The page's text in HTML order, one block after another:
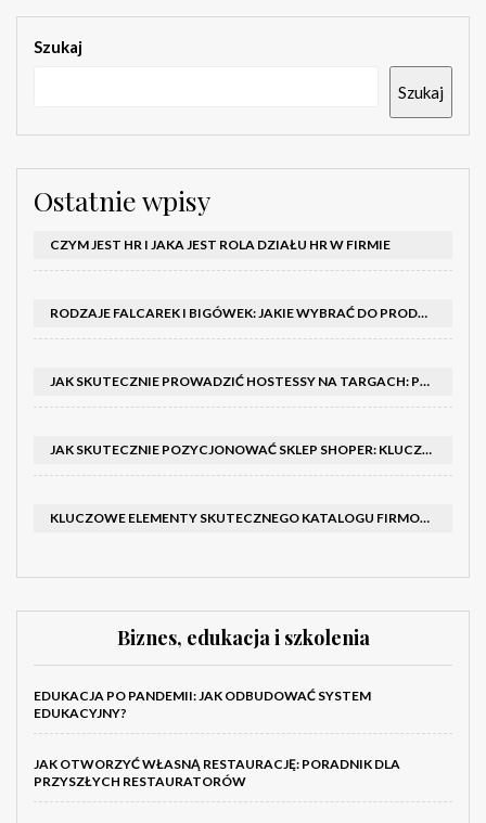
Szukaj
Szukaj
Ostatnie wpisy
CZYM JEST HR I JAKA JEST ROLA DZIAŁU HR W FIRMIE
RODZAJE FALCAREK I BIGÓWEK: JAKIE WYBRAĆ DO PRODUKCJI?
JAK SKUTECZNIE PROWADZIĆ HOSTESSY NA TARGACH: PORADNIK I SZKOLENIA
JAK SKUTECZNIE POZYCJONOWAĆ SKLEP SHOPER: KLUCZOWE KROKI I STRATEGIE
KLUCZOWE ELEMENTY SKUTECZNEGO KATALOGU FIRMOWEGO I BROSZURY
Biznes, edukacja i szkolenia
EDUKACJA PO PANDEMII: JAK ODBUDOWAĆ SYSTEM
EDUKACYJNY?
JAK OTWORZYĆ WŁASNĄ RESTAURACJĘ: PORADNIK DLA
PRZYSZŁYCH RESTAURATORÓW